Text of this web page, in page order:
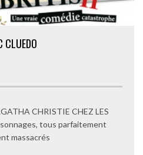
CLUEDO
CHRISTIE CHEZ LES
tous parfaitement
massacrés